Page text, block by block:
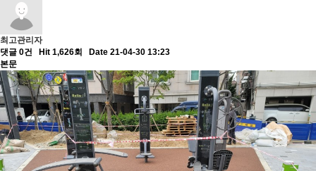
최고관리자
댓글 0건
Hit 1,626회
Date 21-04-30 13:23
본문